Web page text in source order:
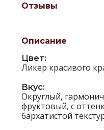
Отзывы
Описание
Цвет:
Ликер красивого
Вкус:
Округлый,
фруктовый, с
бархатистой